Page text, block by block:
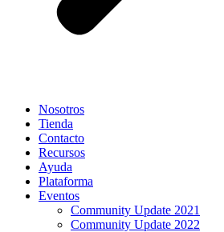
Nosotros
Tienda
Contacto
Recursos
Ayuda
Plataforma
Eventos
Community Update 2021
Community Update 2022